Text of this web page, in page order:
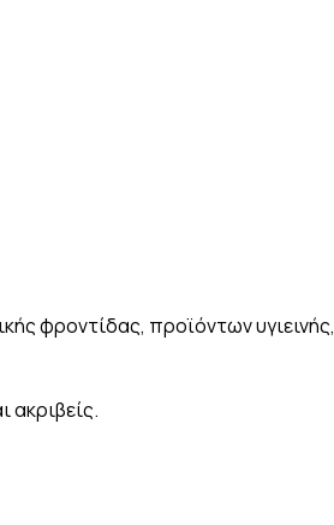
φροντίδας, προϊόντων υγιεινής,
ακριβείς.